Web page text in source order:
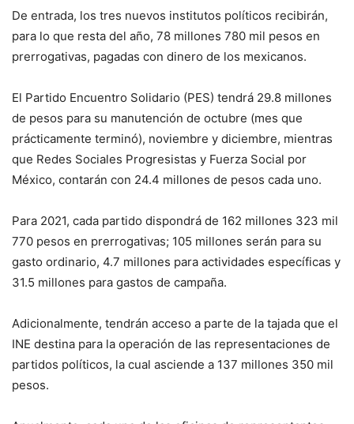
De entrada, los tres nuevos institutos políticos recibirán,
para lo que resta del año, 78 millones 780 mil pesos en
prerrogativas, pagadas con dinero de los mexicanos.
El Partido Encuentro Solidario (PES) tendrá 29.8 millones
de pesos para su manutención de octubre (mes que
prácticamente terminó), noviembre y diciembre, mientras
que Redes Sociales Progresistas y Fuerza Social por
México, contarán con 24.4 millones de pesos cada uno.
Para 2021, cada partido dispondrá de 162 millones 323 mil
770 pesos en prerrogativas; 105 millones serán para su
gasto ordinario, 4.7 millones para actividades específicas y
31.5 millones para gastos de campaña.
Adicionalmente, tendrán acceso a parte de la tajada que el
INE destina para la operación de las representaciones de
partidos políticos, la cual asciende a 137 millones 350 mil
pesos.